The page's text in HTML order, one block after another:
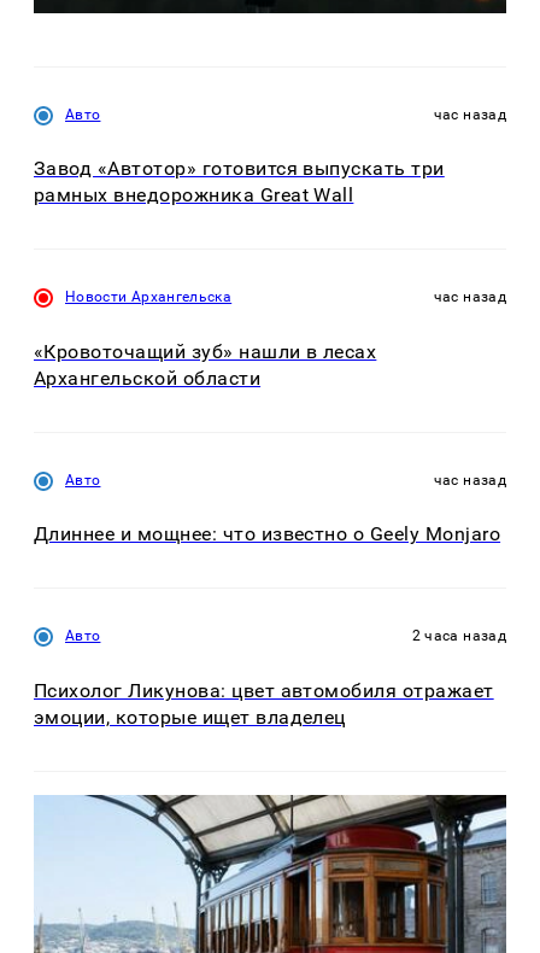
Авто час назад
Завод «Автотор» готовится выпускать три
рамных внедорожника Great Wall
Новости Архангельска час назад
«Кровоточащий зуб» нашли в лесах
Архангельской области
Авто час назад
Длиннее и мощнее: что известно о Geely Monjaro
Авто 2 часа назад
Психолог Ликунова: цвет автомобиля отражает
эмоции, которые ищет владелец